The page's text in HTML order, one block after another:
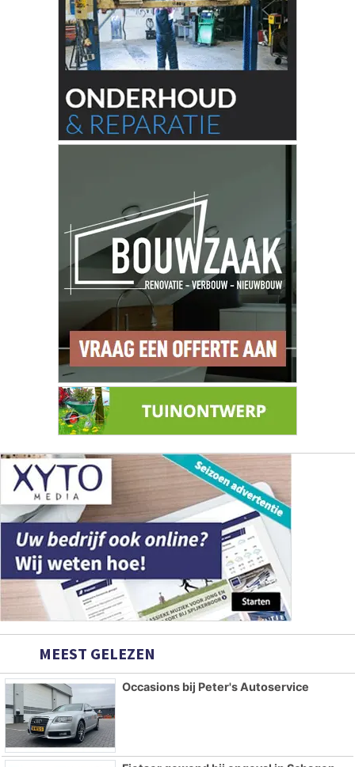
MEEST GELEZEN
Occasions bij Peter's Autoservice